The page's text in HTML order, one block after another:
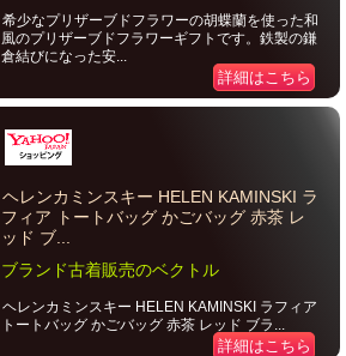
希少なプリザーブドフラワーの胡蝶蘭を使った和
風のプリザーブドフラワーギフトです。鉄製の鎌
倉結びになった安...
詳細はこちら
ヘレンカミンスキー HELEN KAMINSKI ラ
フィア トートバッグ かごバッグ 赤茶 レ
ッド ブ...
ブランド古着販売のベクトル
ヘレンカミンスキー HELEN KAMINSKI ラフィア
トートバッグ かごバッグ 赤茶 レッド ブラ...
詳細はこちら